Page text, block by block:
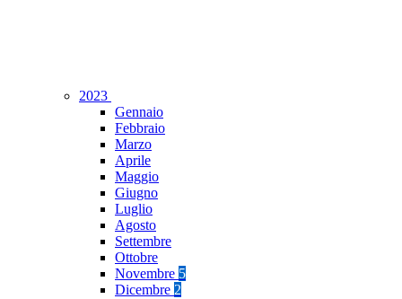
2023
Gennaio
Febbraio
Marzo
Aprile
Maggio
Giugno
Luglio
Agosto
Settembre
Ottobre
Novembre 5
Dicembre 2